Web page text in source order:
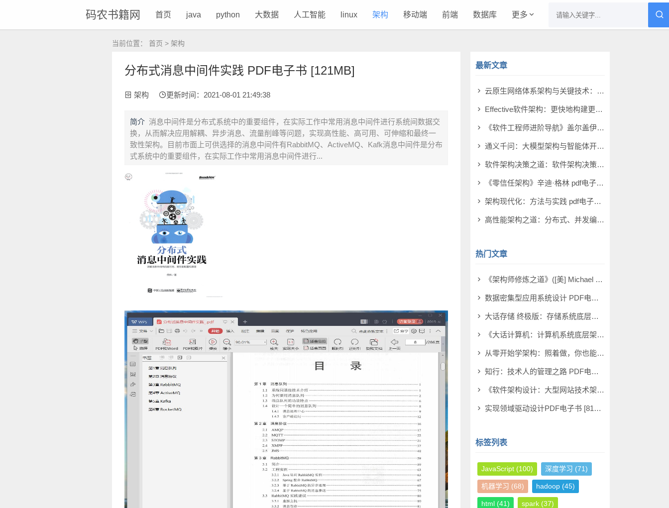
码农书籍网 首页 java python 大数据 人工智能 linux 架构 移动端 前端 数据库 更多
当前位置： 首页 > 架构
分布式消息中间件实践 PDF电子书 [121MB]
架构 更新时间：2021-08-01 21:49:38
简介 消息中间件是分布式系统中的重要组件，在实际工作中常用消息中间件进行系统间数据交
换，从而解决应用解耦、异步消息、流量削峰等问题，实现高性能、高可用、可伸缩和最终一
致性架构。目前市面上可供选择的消息中间件有RabbitMQ、ActiveMQ、Kafk消息中间件是分布
式系统中的重要组件，在实际工作中常用消息中间件进行...
最新文章
云原生网络体系架构与关键技术：面向无人化智能化战场 pdf电子书[106MB]
Effective软件架构：更快地构建更好的软件 pdf电子书[26MB]
《软件工程师进阶导航》盖尔盖伊 pdf电子书[29MB]
通义千问：大模型架构与智能体开发实战（基于QwQ-32B开源模型） pdf电子书[5MB]
软件架构决策之道：软件架构决策的原则和方法 pdf电子书[31MB]
《零信任架构》辛迪·格林 pdf电子书[36MB]
架构现代化：方法与实践 pdf电子书[107MB]
高性能架构之道：分布式、并发编程、数据库调优、缓存设计、IO模型、前端优化、高可用 pdf电子书[34MB]
热门文章
《架构师修炼之道》([美] Michael Keeling) PDF电子书 [29MB]
数据密集型应用系统设计 PDF电子书 [242MB]
大话存储 终极版：存储系统底层架构原理极限剖析 PDF电子书 [223MB]
《大话计算机：计算机系统底层架构原理极限剖析（套装共3册）》[978M] PDF电子书 [978MB]
从零开始学架构：照着做，你也能成为架构师 PDF电子书 [132MB]
知行：技术人的管理之路 PDF电子书 [161MB]
《软件架构设计：大型网站技术架构与业务架构融合之道》(余春龙) PDF电子书 [83MB]
实现领域驱动设计PDF电子书 [81MB]
标签列表
JavaScript (100) 深度学习 (71)
机器学习 (68) hadoop (45)
html (41) spark (37)